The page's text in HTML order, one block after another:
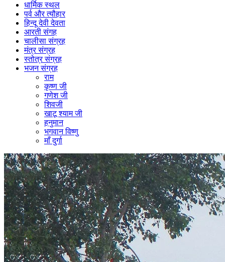
धार्मिक स्थल
पर्व और त्यौहार
हिन्दू देवी देवता
आरती संगह
चालीसा संग्रह
मंत्र संग्रह
स्तोत्र संग्रह
भजन संग्रह
राम
कृष्ण जी
गणेश जी
शिवजी
खाटू श्याम जी
हनुमान
भगवान विष्णु
माँ दुर्गा